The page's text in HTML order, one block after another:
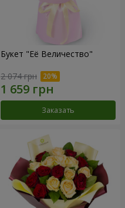
Букет "Её Величество"
2 074 грн
Заказать